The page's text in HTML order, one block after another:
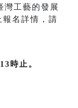
工藝的發展
名詳情，請
時止。